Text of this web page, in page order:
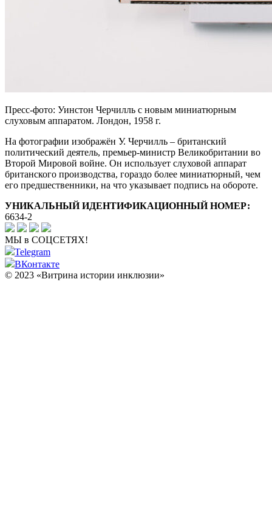
Пресс-фото: Уинстон Черчилль с новым миниатюрным
слуховым аппаратом. Лондон, 1958 г.
На фотографии изображён У. Черчилль – британский
политический деятель, премьер-министр Великобритании во
Второй Мировой войне. Он использует слуховой аппарат
британского производства, гораздо более миниатюрный, чем
его предшественники, на что указывает подпись на обороте.
УНИКАЛЬНЫЙ ИДЕНТИФИКАЦИОННЫЙ НОМЕР:
6634-2
МЫ в СОЦСЕТЯХ!
Telegram
ВКонтакте
© 2023 «Витрина истории инклюзии»